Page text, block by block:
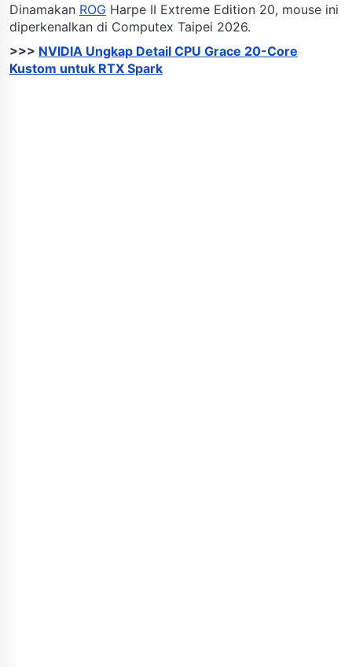
Dinamakan ROG Harpe II Extreme Edition 20, mouse ini
diperkenalkan di Computex Taipei 2026.
>>> NVIDIA Ungkap Detail CPU Grace 20-Core
Kustom untuk RTX Spark